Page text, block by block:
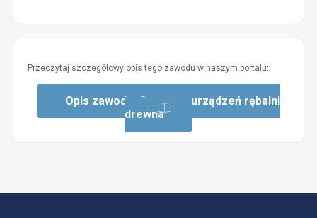
Przeczytaj szczegółowy opis tego zawodu w naszym portalu:
Opis zawodu: Operator urządzeń rębalni
drewna